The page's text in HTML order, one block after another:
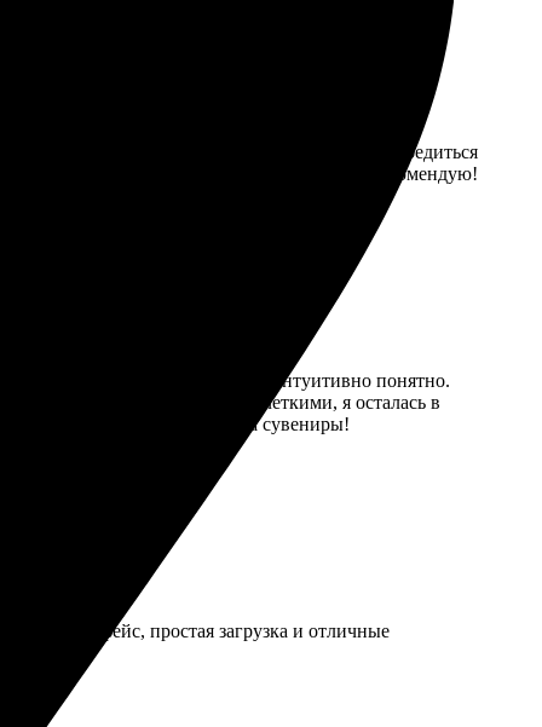
проблем. Предварительный просмотр помог убедиться
Фото вышли даже лучше, чем ожидал. Рекомендую!
оформления на сайте, все интуитивно понятно.
получились яркими и четкими, я осталась в
оформить новые заказы на сувениры!
интерфейс, простая загрузка и отличные